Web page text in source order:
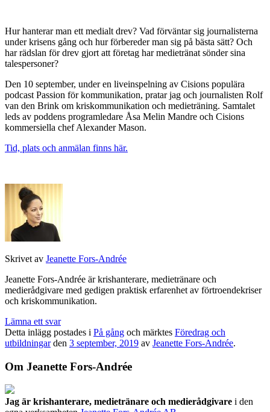
Hur hanterar man ett medialt drev? Vad förväntar sig journalisterna
under krisens gång och hur förbereder man sig på bästa sätt? Och
har rädslan för drev gjort att företag har medietränat sönder sina
talespersoner?
Den 10 september, under en liveinspelning av Cisions populära
podcast Passion för kommunikation, pratar jag och journalisten Rolf
van den Brink om kriskommunikation och medieträning. Samtalet
leds av poddens programledare Åsa Melin Mandre och Cisions
kommersiella chef Alexander Mason.
Tid, plats och anmälan finns här.
Skrivet av Jeanette Fors-Andrée
Jeanette Fors-Andrée är krishanterare, medietränare och
medierådgivare med gedigen praktisk erfarenhet av förtroendekriser
och kriskommunikation.
Lämna ett svar
Detta inlägg postades i På gång och märktes Föredrag och
utbildningarden 3 september, 2019 av Jeanette Fors-Andrée.
Om Jeanette Fors-Andrée
Jag är krishanterare, medietränare och medierådgivare i den